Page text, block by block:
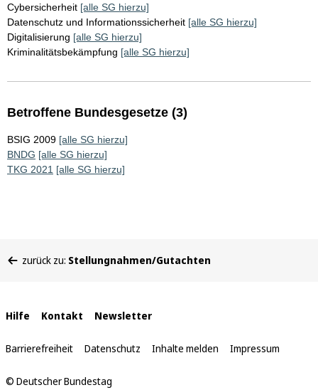
Cybersicherheit [alle SG hierzu]
Datenschutz und Informationssicherheit [alle SG hierzu]
Digitalisierung [alle SG hierzu]
Kriminalitätsbekämpfung [alle SG hierzu]
Betroffene Bundesgesetze (3)
BSIG 2009 [alle SG hierzu]
BNDG [alle SG hierzu]
TKG 2021 [alle SG hierzu]
befinden
zurück zu: Stellungnahmen/Gutachten
Interne
Links
Hilfe Kontakt Newsletter
Barrierefreiheit Datenschutz Inhalte melden Impressum
© Deutscher Bundestag